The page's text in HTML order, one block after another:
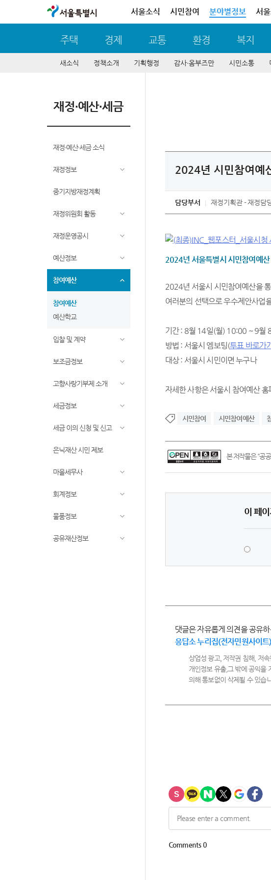
서울특별시 서울소식 시민참여 분야별정보 서
주택 경제 교통 환경 복지
새소식 정책소개 기획행정 감사∙옴부즈만 시민소통
재정∙예산∙세금
재정∙예산∙세금 소식
재정정보
중기지방재정계획
재정위원회 활동
재정운영공시
예산정보
참여예산
참여예산
예산학교
입찰 및 계약
보조금정보
고향사랑기부제 소개
세금정보
세금 이의 신청 및 신고
은닉재산 시민 제보
마을세무사
회계정보
물품정보
공유재산정보
2024년 시민참여예
담당부서 재정기획관 재정담
2024년 서울특별시 시민참여예
2024년 서울시 시민참여예산을
여러분의 선택으로 우수제안사업
기간 : 8월 14일(월) 10:00 ~ 9월
방법 : 서울시 엠보팅(투표 바로가기
대상 : 서울시 시민이면 누구나
자세한 사항은 서울시 참여예산
시민참여 시민참여예산
본 저작물은 "공
이 페
댓글은 자유롭게 의견을 공유
응답소 누리집(전자민원사이트)
상업성 광고, 저작권 침해, 저
개인정보 유출,그 밖에 공익을
의해 통보없이 삭제될 수 있습